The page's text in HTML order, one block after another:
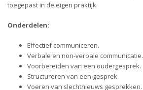
toegepast in de eigen praktijk.
Onderdelen:
Effectief communiceren.
Verbale en non-verbale communicatie.
Voorbereiden van een oudergesprek.
Structureren van een gesprek.
Voeren van slechtnieuws gesprekken.